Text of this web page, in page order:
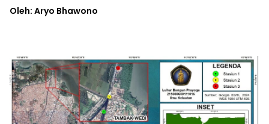
Oleh: Aryo Bhawono